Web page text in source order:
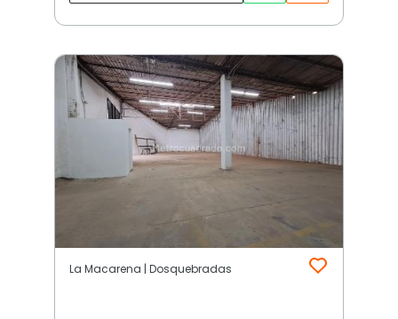
La Macarena | Dosquebradas